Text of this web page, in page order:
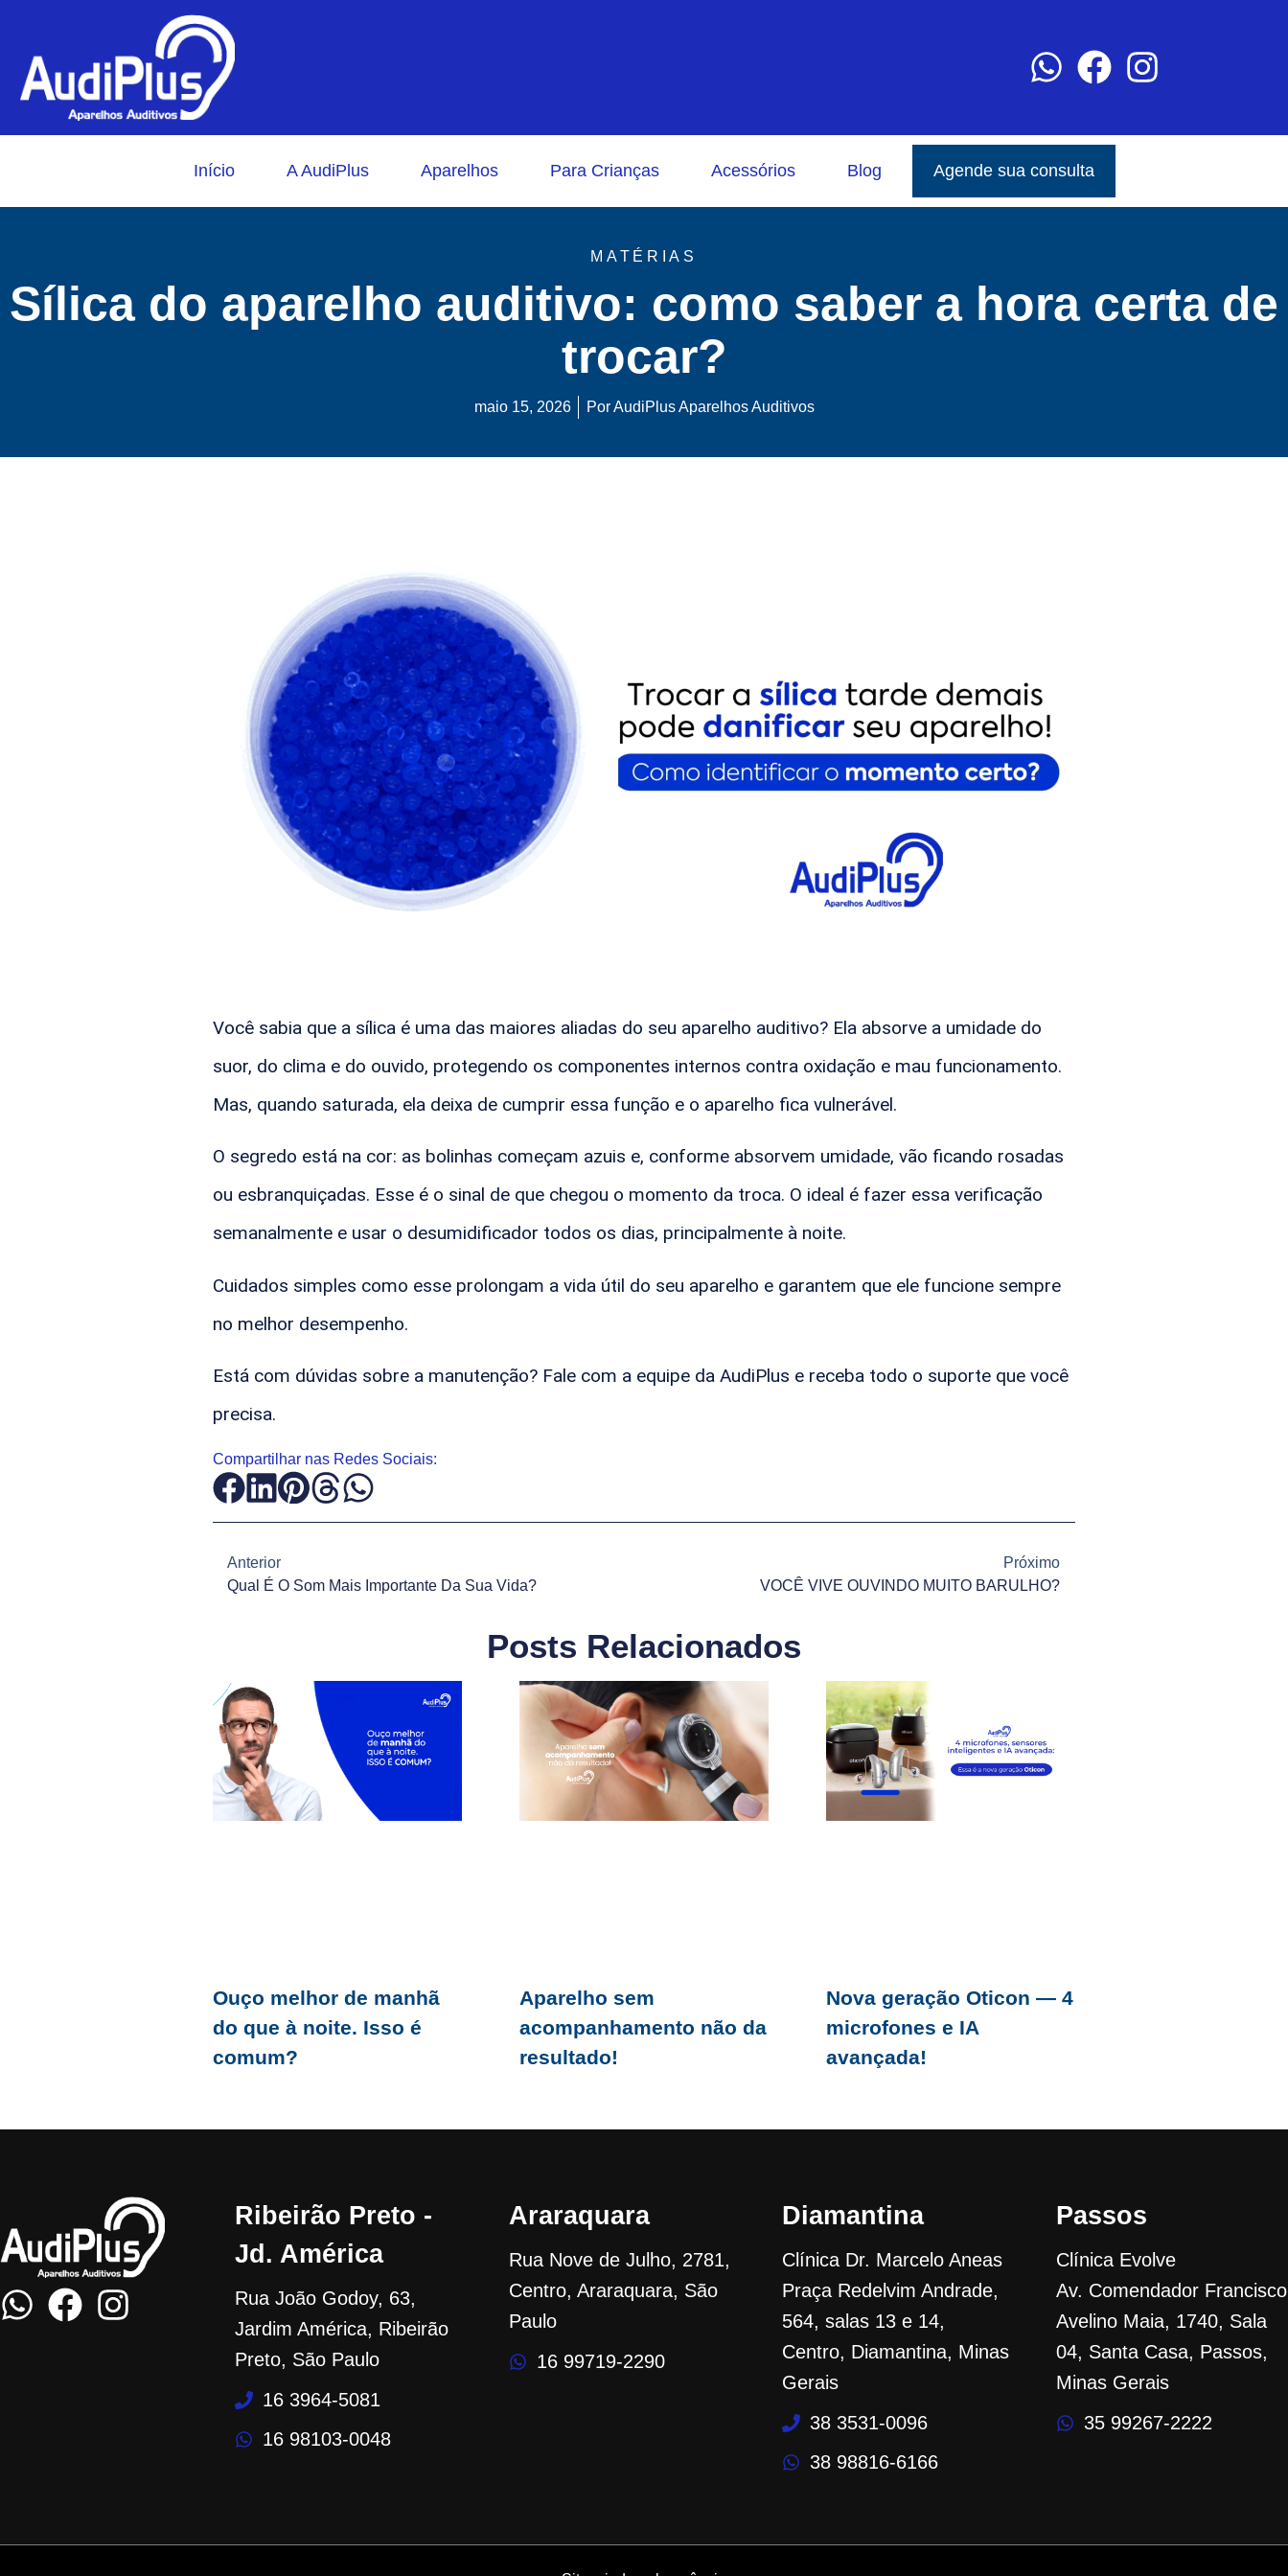
Início A AudiPlus Aparelhos Para Crianças Acessórios Blog Agende sua consulta
MATÉRIAS
Sílica do aparelho auditivo: como saber a hora certa de
trocar?
maio 15, 2026 PorAudiPlus Aparelhos Auditivos
Você sabia que a sílica é uma das maiores aliadas do seu aparelho auditivo? Ela absorve a umidade do
suor, do clima e do ouvido, protegendo os componentes internos contra oxidação e mau funcionamento.
Mas, quando saturada, ela deixa de cumprir essa função e o aparelho fica vulnerável.
O segredo está na cor: as bolinhas começam azuis e, conforme absorvem umidade, vão ficando rosadas
ou esbranquiçadas. Esse é o sinal de que chegou o momento da troca. O ideal é fazer essa verificação
semanalmente e usar o desumidificador todos os dias, principalmente à noite.
Cuidados simples como esse prolongam a vida útil do seu aparelho e garantem que ele funcione sempre
no melhor desempenho.
Está com dúvidas sobre a manutenção? Fale com a equipe da AudiPlus e receba todo o suporte que você
precisa.
Compartilhar nas Redes Sociais:
Anterior
Qual É O Som Mais Importante Da Sua Vida?
Próximo
VOCÊ VIVE OUVINDO MUITO BARULHO?
Posts Relacionados
Ouço melhor de manhã
do que à noite. Isso é
comum?
Aparelho sem
acompanhamento não da
resultado!
Nova geração Oticon — 4
microfones e IA
avançada!
Ribeirão Preto -
Jd. América
Rua João Godoy, 63,
Jardim América, Ribeirão
Preto, São Paulo
16 3964-5081
16 98103-0048
Araraquara
Rua Nove de Julho, 2781,
Centro, Araraquara, São
Paulo
16 99719-2290
Diamantina
Clínica Dr. Marcelo Aneas
Praça Redelvim Andrade,
564, salas 13 e 14,
Centro, Diamantina, Minas
Gerais
38 3531-0096
38 98816-6166
Passos
Clínica Evolve
Av. Comendador Francisco
Avelino Maia, 1740, Sala
04, Santa Casa, Passos,
Minas Gerais
35 99267-2222